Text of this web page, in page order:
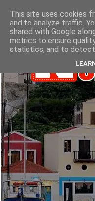
This site uses cookies
and to analyze traffic.
shared with Google
metrics to ensure
statistics, and to detect